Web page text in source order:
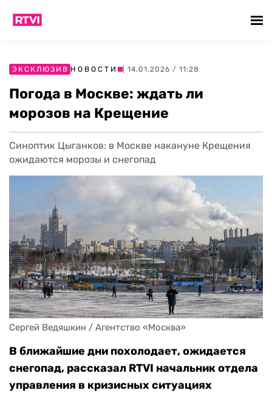
ЭКСКЛЮЗИВ НОВОСТИ | 14.01.2026 / 11:28
Погода в Москве: ждать ли
морозов на Крещение
Синоптик Цыганков: в Москве накануне Крещения
ожидаются морозы и снегопад
Сергей Ведяшкин / Агентство «Москва»
В ближайшие дни похолодает, ожидается
снегопад, рассказал RTVI начальник отдела
управления в кризисных ситуациях